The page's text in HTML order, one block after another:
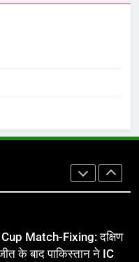
पत्नी सानिया चंडोक:
करियर और शादी से जुड़ी हर
Match-Fixing: दक्षिण
के बाद पाकिस्तान ने ICC